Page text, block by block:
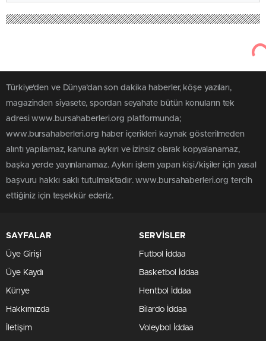
Türkiye'den ve Dünya’dan son dakika haberler, köşe yazıları,
magazinden siyasete, spordan seyahate bütün konuların tek
adresi www.bursahaberleri.org platformunda;
www.bursahaberleri.org haber içerikleri kaynak gösterilmeden
alıntı yapılamaz, kanuna aykırı ve izinsiz olarak kopyalanamaz,
başka yerde yayınlanamaz. Aykırı işlem yapan kişi/kişiler için yasal
başvuru hakkı saklı tutulmaktadır. www.bursahaberleri.org tercih
ettiğiniz için teşekkür ederiz.
SAYFALAR
Üye Girişi
Üye Kaydı
Künye
Hakkımızda
İletişim
SERVİSLER
Futbol İddaa
Basketbol İddaa
Hentbol İddaa
Bilardo İddaa
Voleybol İddaa